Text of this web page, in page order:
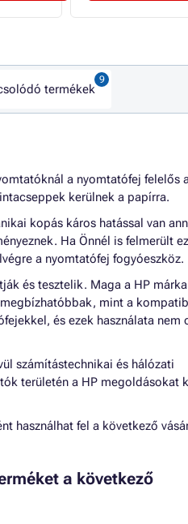
termékek
a nyomtatófej felelős
kerülnek a papírra.
kopás káros hatással van
Ha Önnél is felmerült
a nyomtatófej fogyóeszköz.
és tesztelik. Maga a HP márka
mint a
és ezek használata nem
számítástechnikai és hálózati
területén a HP megoldásokat
használhat fel a következő
a következő